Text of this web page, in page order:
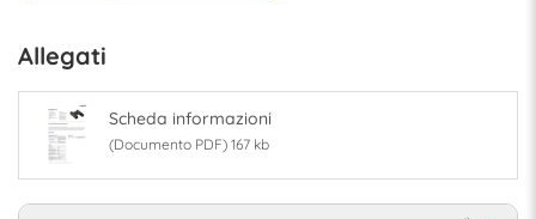
Allegati
Scheda informazioni
(Documento PDF) 167 kb